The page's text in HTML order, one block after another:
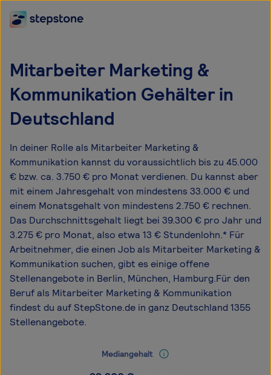
Mitarbeiter Marketing &
Kommunikation Gehälter in
Deutschland
In deiner Rolle als Mitarbeiter Marketing &
Kommunikation kannst du voraussichtlich bis zu 45.000
€ bzw. ca. 3.750 € pro Monat verdienen. Du kannst aber
mit einem Jahresgehalt von mindestens 33.000 € und
einem Monatsgehalt von mindestens 2.750 € rechnen.
Das Durchschnittsgehalt liegt bei 39.300 € pro Jahr und
3.275 € pro Monat, also etwa 13 € Stundenlohn.* Für
Arbeitnehmer, die einen Job als Mitarbeiter Marketing &
Kommunikation suchen, gibt es einige offene
Stellenangebote in Berlin, München, Hamburg.Für den
Beruf als Mitarbeiter Marketing & Kommunikation
findest du auf StepStone.de in ganz Deutschland 1355
Stellenangebote.
Mediangehalt